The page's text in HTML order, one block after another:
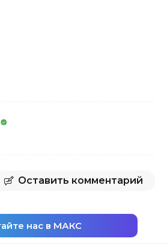
Оставить комментарий
нас в МАКС